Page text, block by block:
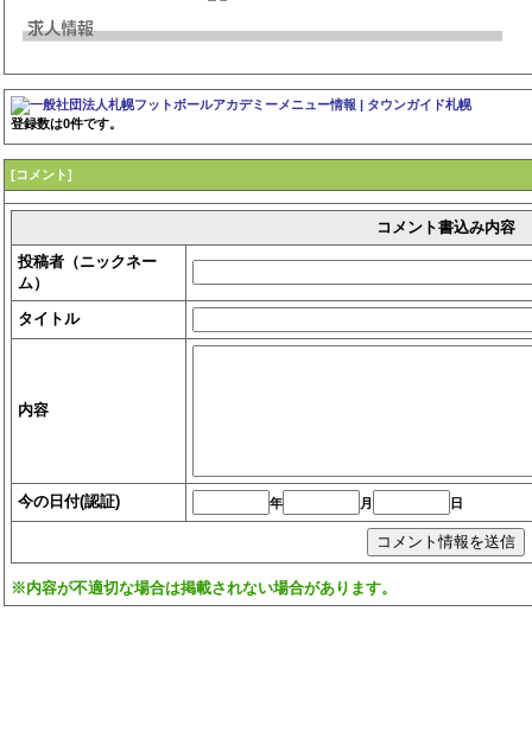
登録数は0件です。
[コメント]
コメント書込み内容
投稿者（ニックネー
ム）
タイトル
内容
今の日付(認証) 年 月 日
※内容が不適切な場合は掲載されない場合があります。